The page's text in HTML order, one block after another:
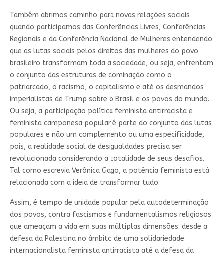
Também abrimos caminho para novas relações sociais
quando participamos das Conferências Livres, Conferências
Regionais e da Conferência Nacional de Mulheres entendendo
que as lutas sociais pelos direitos das mulheres do povo
brasileiro transformam toda a sociedade, ou seja, enfrentam
o conjunto das estruturas de dominação como o
patriarcado, o racismo, o capitalismo e até os desmandos
imperialistas de Trump sobre o Brasil e os povos do mundo.
Ou seja, a participação política feminista antirracista e
feminista camponesa popular é parte do conjunto das lutas
populares e não um complemento ou uma especificidade,
pois, a realidade social de desigualdades precisa ser
revolucionada considerando a totalidade de seus desafios.
Tal como escrevia Verônica Gago, a potência feminista está
relacionada com a ideia de transformar tudo.
Assim, é tempo de unidade popular pela autodeterminação
dos povos, contra fascismos e fundamentalismos religiosos
que ameaçam a vida em suas múltiplas dimensões: desde a
defesa da Palestina no âmbito de uma solidariedade
internacionalista feminista antirracista até a defesa da